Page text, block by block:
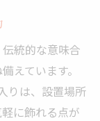
統的な意味合
えています。
りは、設置場所
に飾れる点が